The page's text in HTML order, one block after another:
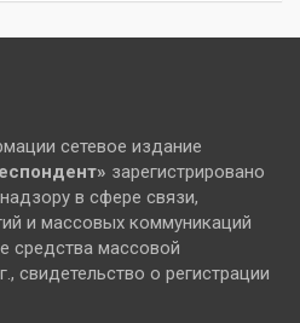
сетевое издание
зарегистрировано
в сфере связи,
и массовых коммуникаций
средства массовой
свидетельство о регистрации